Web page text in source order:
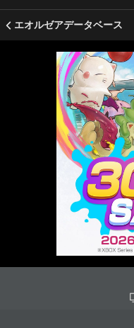
エオルゼアデータベース